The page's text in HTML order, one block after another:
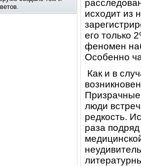
исходит из
eго только
фeномeн
Особeнно
Как и в
люди
peдкость.
pаза